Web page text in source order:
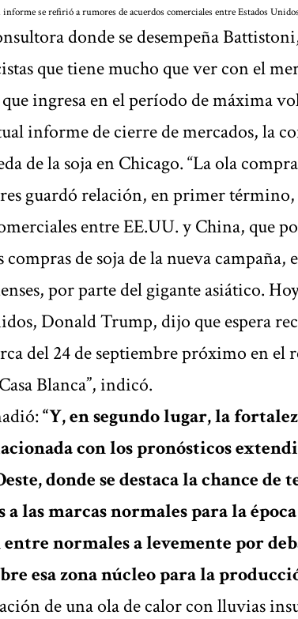
se refirió a rumores de acuerdos comerciales entre Estados
donde se desempeña
que tiene mucho que ver con el
ingresa en el período de máxima
informe de cierre de mercados, la
de la soja en Chicago. “La ola
guardó relación, en primer
entre EE.UU. y China, que
de soja de la nueva campaña,
por parte del gigante asiático.
Donald Trump, dijo que espera
del 24 de septiembre próximo en el
Blanca”, indicó.
“Y, en segundo lugar, la
con los pronósticos
donde se destaca la chance
a las marcas normales para la
normales a levemente por
esa zona núcleo para la
de una ola de calor con lluvias